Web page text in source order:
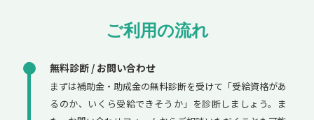
ご利用の流れ
無料診断 / お問い合わせ
まずは補助金・助成金の無料診断を受けて「受給資格があ
るのか、いくら受給できそうか」を診断しましょう。ま